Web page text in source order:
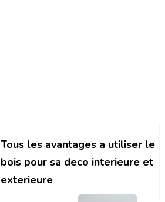
Tous les avantages a utiliser le
bois pour sa deco interieure et
exterieure